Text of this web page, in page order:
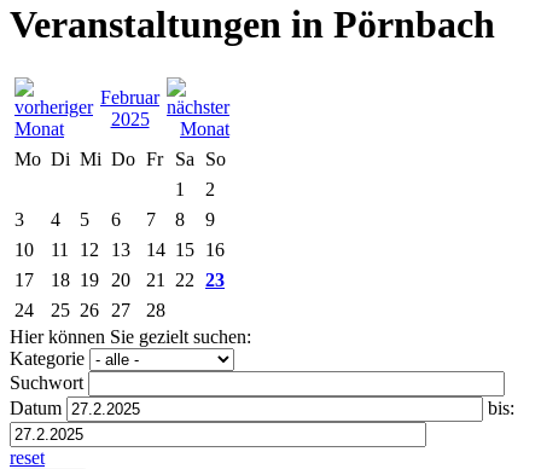
Veranstaltungen in Pörnbach
Februar
2025
Mo Di Mi Do Fr Sa
So
1
2
3
4 5 6 7 8
9
10
11 12 13 14 15 16
17
18 19 20 21 22 23
24
25 26 27
28
Hier können Sie gezielt suchen:
Kategorie
Suchwort
Datum
bis:
reset